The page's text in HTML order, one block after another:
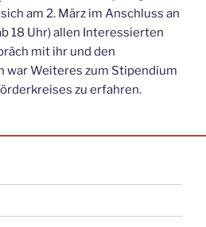
am 2. März im Anschluss an
18 Uhr) allen Interessierten
mit ihr und den
war Weiteres zum Stipendium
zu erfahren.